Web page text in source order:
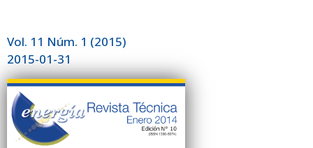
Vol. 11 Núm. 1 (2015)
2015-01-31